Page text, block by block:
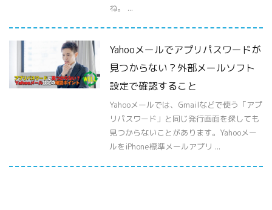
ね。 ...
Yahooメールでアプリパスワードが
見つからない？外部メールソフト
設定で確認すること
Yahooメールでは、Gmailなどで使う「アプ
リパスワード」と同じ発行画面を探しても
見つからないことがあります。Yahooメー
ルをiPhone標準メールアプリ ...